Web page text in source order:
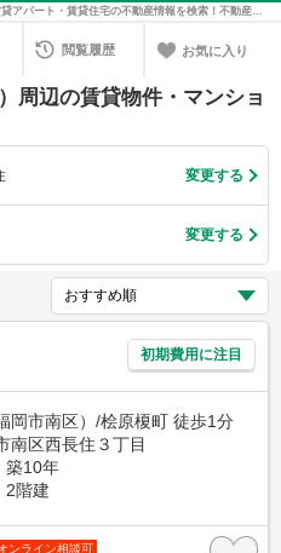
福岡市南区西長住（福岡県）の賃貸マンション・賃貸アパート・賃貸住宅の不動産情報を検索！不動産賃貸の物件探しは、お部屋探しのエイブル
閲覧履歴 お気に入り
周辺の賃貸物件・マンショ
変更する
変更する
初期費用に注目
岡市南区）/桧原榎町 徒歩1分
南区西長住３丁目
築10年
2階建
ンライン相談可